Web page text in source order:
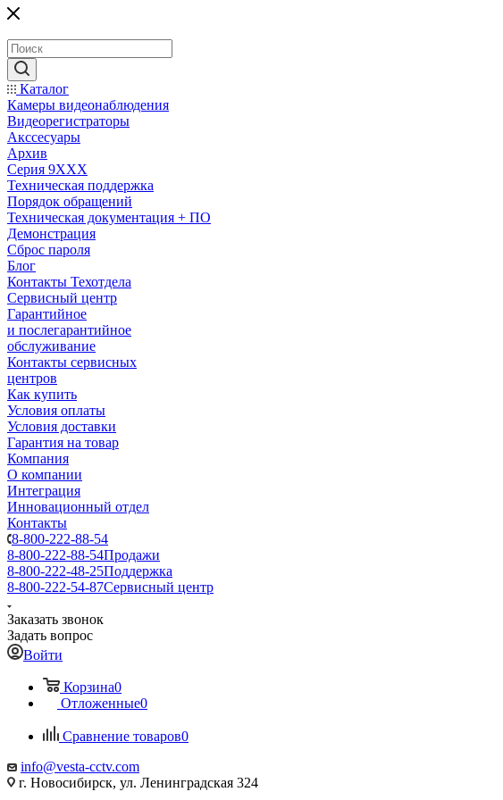
Каталог
Камеры видеонаблюдения
Видеорегистраторы
Акссесуары
Архив
Серия 9XXX
Техническая поддержка
Порядок обращений
Техническая документация + ПО
Демонстрация
Сброс пароля
Блог
Контакты Техотдела
Сервисный центр
Гарантийное
и послегарантийное
обслуживание
Контакты сервисных
центров
Как купить
Условия оплаты
Условия доставки
Гарантия на товар
Компания
О компании
Интеграция
Инновационный отдел
Контакты
8-800-222-88-54
8-800-222-88-54Продажи
8-800-222-48-25Поддержка
8-800-222-54-87Сервисный центр
Заказать звонок
Задать вопрос
Войти
Корзина0
Отложенные0
Сравнение товаров0
info@vesta-cctv.com
г. Новосибирск, ул. Ленинградская 324